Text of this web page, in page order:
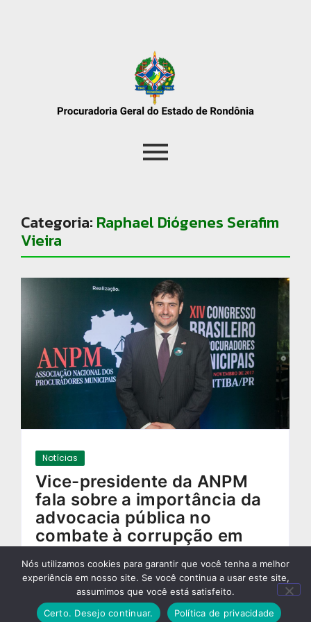
Categoria: Raphael Diógenes Serafim
Vieira
Notícias
Vice-presidente da ANPM
fala sobre a importância da
advocacia pública no
combate à corrupção em
29/03/2018-
Nós utilizamos cookies para garantir que você tenha a melhor
experiência em nosso site. Se você continua a usar este site,
assumimos que você está satisfeito.
Certo. Desejo continuar.
Política de privacidade